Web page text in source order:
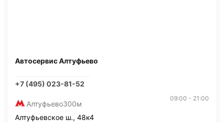
Автосервис Алтуфьево
+7 (495) 023-81-52
Алтуфьево300м
09:00 - 21:00
Алтуфьевское ш., 48к4